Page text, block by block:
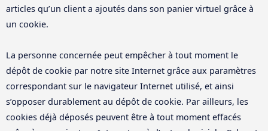
articles qu’un client a ajoutés dans son panier virtuel grâce à
un cookie.
La personne concernée peut empêcher à tout moment le
dépôt de cookie par notre site Internet grâce aux paramètres
correspondant sur le navigateur Internet utilisé, et ainsi
s’opposer durablement au dépôt de cookie. Par ailleurs, les
cookies déjà déposés peuvent être à tout moment effacés